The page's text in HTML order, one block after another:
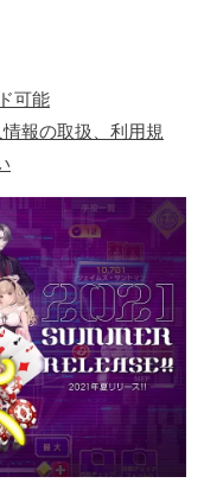
可能
報の取扱、利用規